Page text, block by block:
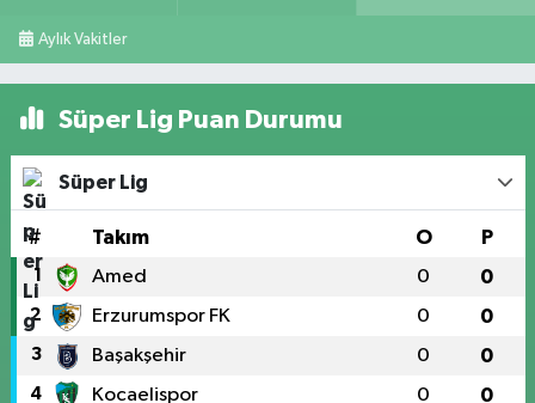
Aylık Vakitler
Süper Lig Puan Durumu
Süper Lig
# Takım O P
1 Amed 0 0
2 Erzurumspor FK 0 0
3 Başakşehir 0 0
4 Kocaelispor 0 0